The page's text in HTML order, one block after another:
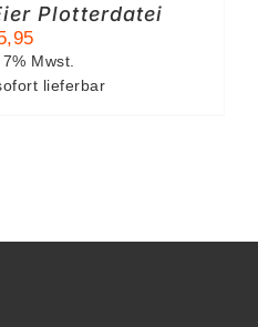
Plotterdatei
Mwst.
lieferbar